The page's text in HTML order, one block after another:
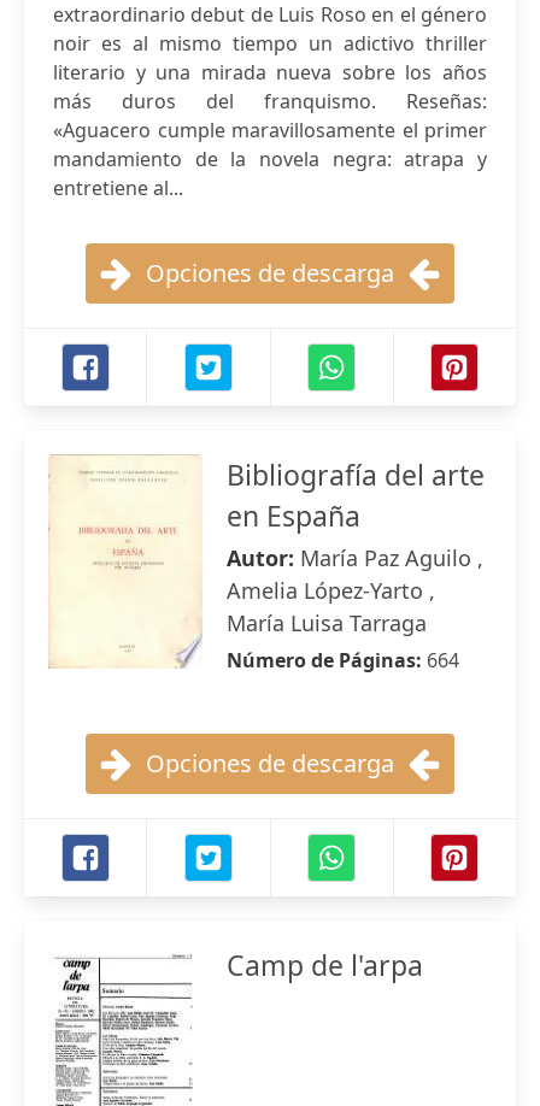
extraordinario debut de Luis Roso en el género
noir es al mismo tiempo un adictivo thriller
literario y una mirada nueva sobre los años
más duros del franquismo. Reseñas:
«Aguacero cumple maravillosamente el primer
mandamiento de la novela negra: atrapa y
entretiene al...
Opciones de descarga
Bibliografía del arte
en España
Autor: María Paz Aguilo ,
Amelia López-Yarto ,
María Luisa Tarraga
Número de Páginas: 664
Opciones de descarga
Camp de l'arpa